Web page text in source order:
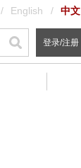
English 中文
登录/注册